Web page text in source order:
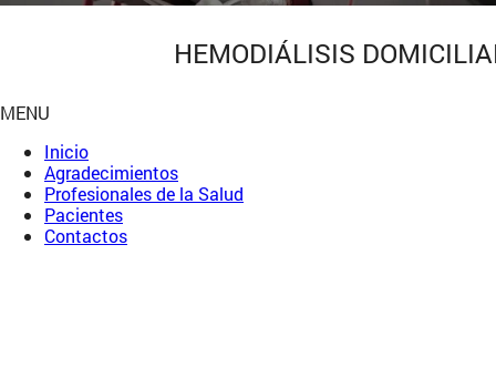
HEMODIÁLISIS
MENU
Inicio
Agradecimientos
Profesionales de la Salud
Pacientes
Contactos